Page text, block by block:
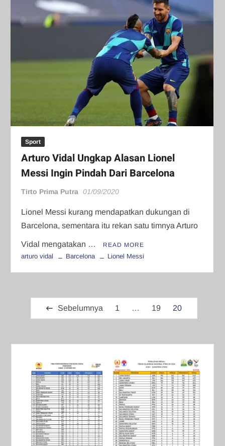
Sport
Arturo Vidal Ungkap Alasan Lionel
Messi Ingin Pindah Dari Barcelona
Tirto Prima Putra 01/09/2020
Lionel Messi kurang mendapatkan dukungan di
Barcelona, sementara itu rekan satu timnya Arturo
Vidal mengatakan … READ MORE
arturo vidal Barcelona Lionel Messi
Paginasi
pos
Sebelumnya 1 … 19 20